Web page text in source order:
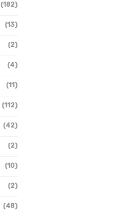
(182)
(13)
(2)
(4)
(11)
(112)
(42)
(2)
(10)
(2)
(48)